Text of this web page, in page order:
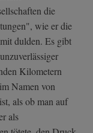
die
wie er die
dulden. Es gibt
Kilometern
Namen von
als ob man auf
als